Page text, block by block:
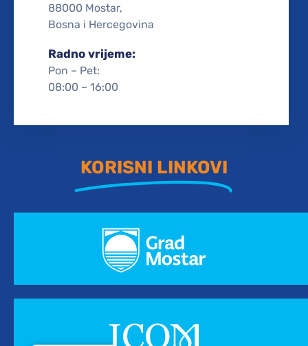
88000 Mostar,
Bosna i Hercegovina
Radno vrijeme:
Pon – Pet:
08:00 – 16:00
KORISNI LINKOVI